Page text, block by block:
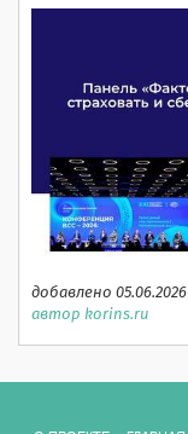
добавлено 05.06.2026
автор korins.ru